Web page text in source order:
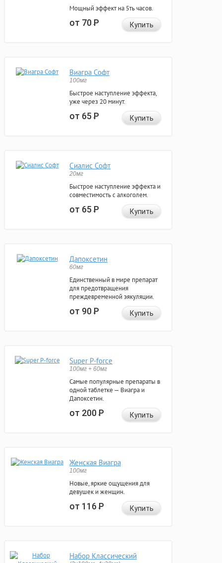
Мощный эффект на 5ть часов.
от 70Р Купить
Виагра Софт
100мг
Быстрое наступление эффекта,
уже через 20 минут.
от 65Р Купить
Сиалис Софт
20мг
Быстрое наступление эффекта и
совместимость с алкоголем.
от 65Р Купить
Дапоксетин
60мг
Единственный в мире препарат
для предотвращения
преждевременной эякуляции.
от 90Р Купить
Super P-force
100мг + 60мг
Самые популярные препараты в
одной таблетке — Виагра и
Дапоксетин.
от 200Р Купить
Женская Виагра
100мг
Новые, яркие ощущения для
девушек и женщин.
от 116Р Купить
Набор Классический